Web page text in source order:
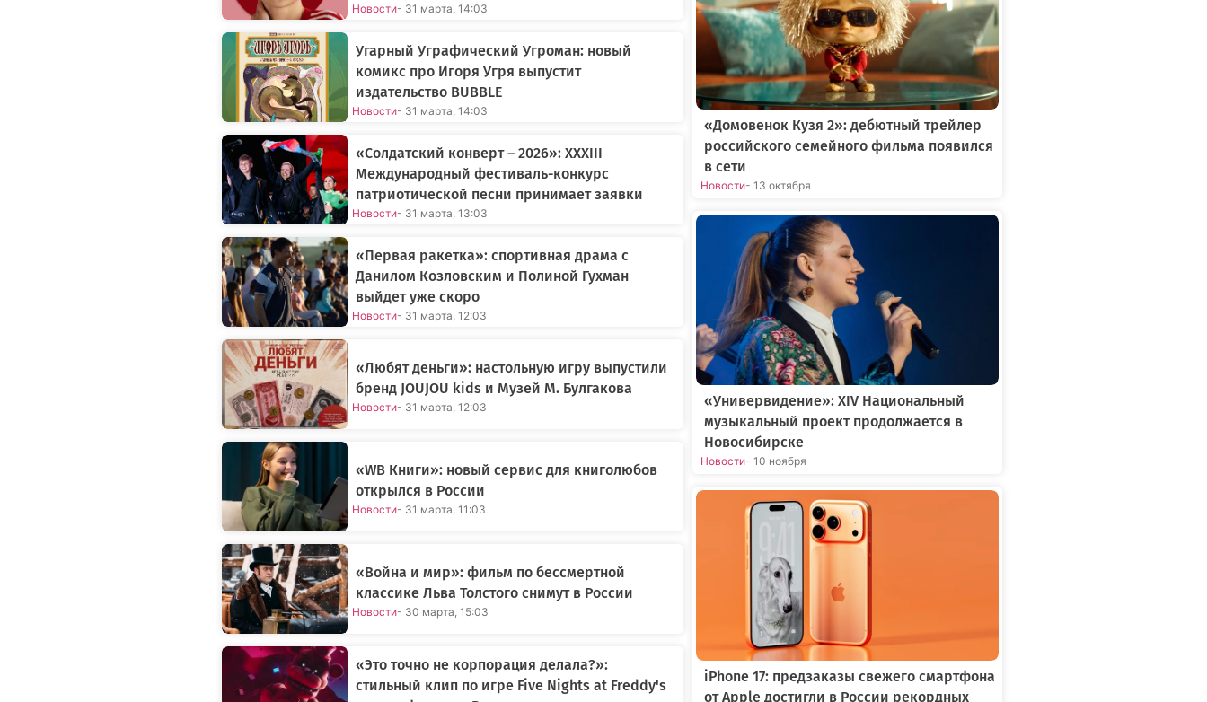
Новости- 31 марта, 14:03
Угарный Уграфический Угроман: новый
комикс про Игоря Угря выпустит
издательство BUBBLE
Новости- 31 марта, 14:03
«Солдатский конверт – 2026»: XXXIII
Международный фестиваль-конкурс
патриотической песни принимает заявки
Новости- 31 марта, 13:03
«Первая ракетка»: спортивная драма с
Данилом Козловским и Полиной Гухман
выйдет уже скоро
Новости- 31 марта, 12:03
«Любят деньги»: настольную игру выпустили
бренд JOUJOU kids и Музей М. Булгакова
Новости- 31 марта, 12:03
«WB Книги»: новый сервис для книголюбов
открылся в России
Новости- 31 марта, 11:03
«Война и мир»: фильм по бессмертной
классике Льва Толстого снимут в России
Новости- 30 марта, 15:03
«Это точно не корпорация делала?»:
стильный клип по игре Five Nights at Freddy's
«Домовенок Кузя 2»: дебютный трейлер
российского семейного фильма появился
в сети
Новости- 13 октября
«Универвидение»: XIV Национальный
музыкальный проект продолжается в
Новосибирске
Новости- 10 ноября
iPhone 17: предзаказы свежего смартфона
от Apple достигли в России рекордных